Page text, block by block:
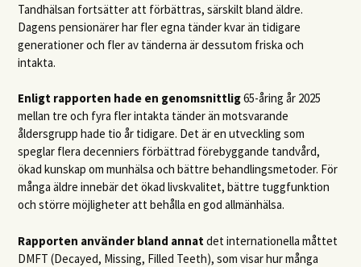
Tandhälsan fortsätter att förbättras, särskilt bland äldre.
Dagens pensionärer har fler egna tänder kvar än tidigare
generationer och fler av tänderna är dessutom friska och
intakta.
Enligt rapporten hade en genomsnittlig65-åring år 2025
mellan tre och fyra fler intakta tänder än motsvarande
åldersgrupp hade tio år tidigare. Det är en utveckling som
speglar flera decenniers förbättrad förebyggande tandvård,
ökad kunskap om munhälsa och bättre behandlingsmetoder. För
många äldre innebär det ökad livskvalitet, bättre tuggfunktion
och större möjligheter att behålla en god allmänhälsa.
Rapporten använder bland annat det internationella måttet
DMFT (Decayed, Missing, Filled Teeth), som visar hur många